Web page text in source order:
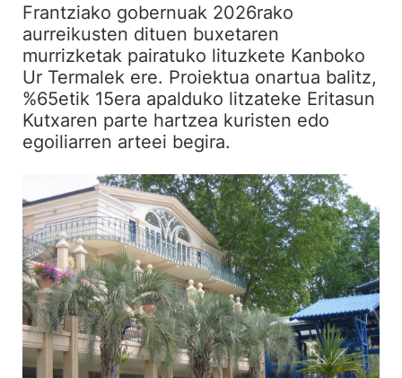
Frantziako gobernuak 2026rako
aurreikusten dituen buxetaren
murrizketak pairatuko lituzkete Kanboko
Ur Termalek ere. Proiektua onartua balitz,
%65etik 15era apalduko litzateke Eritasun
Kutxaren parte hartzea kuristen edo
egoiliarren arteei begira.